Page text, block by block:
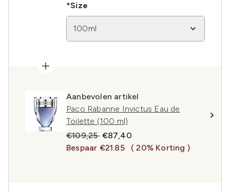
*Size
100ml
Aanbevolen artikel
Paco Rabanne Invictus Eau de
Toilette (100 ml)
Recommended Retail Price:
€109,25 Huidige prijs:
€87,40
Bespaar €21.85
( 20% Korting )